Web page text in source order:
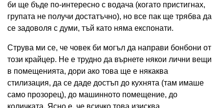
би ще бъде по-интересно с водача (когато пристигнах,
групата не получи достатъчно), но все пак ще трябва да
се задоволя с думи, тъй като няма експонати.
Струва ми се, че човек би могъл да направи бонбони от
този крайцер. Не е трудно да върнете някои лични вещи
в помещенията, дори ако това ще е някаква
стилизация, да се даде достъп до кухнята (там имаше
само прозорец), до машинното помещение, до
количката. Ясно е, че всичко това изисква